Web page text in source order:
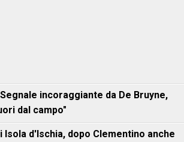
incoraggiante da De Bruyne,
dal campo"
Isola d'Ischia, dopo Clementino anche